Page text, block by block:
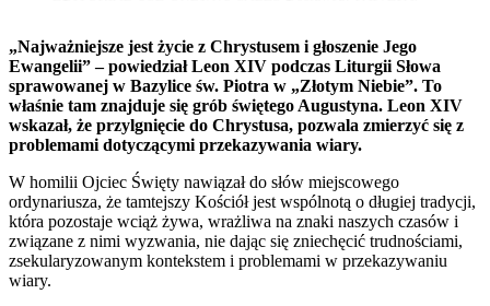
„Najważniejsze jest życie z Chrystusem i głoszenie Jego
Ewangelii” – powiedział Leon XIV podczas Liturgii Słowa
sprawowanej w Bazylice św. Piotra w „Złotym Niebie”. To
właśnie tam znajduje się grób świętego Augustyna. Leon XIV
wskazał, że przylgnięcie do Chrystusa, pozwala zmierzyć się z
problemami dotyczącymi przekazywania wiary.
W homilii Ojciec Święty nawiązał do słów miejscowego
ordynariusza, że tamtejszy Kościół jest wspólnotą o długiej tradycji,
która pozostaje wciąż żywa, wrażliwa na znaki naszych czasów i
związane z nimi wyzwania, nie dając się zniechęcić trudnościami,
zsekularyzowanym kontekstem i problemami w przekazywaniu
wiary.